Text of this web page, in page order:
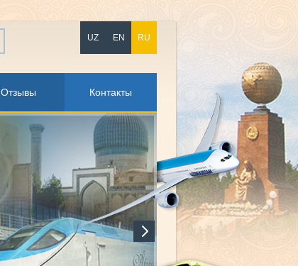
UZ EN RU
Отзывы Контакты